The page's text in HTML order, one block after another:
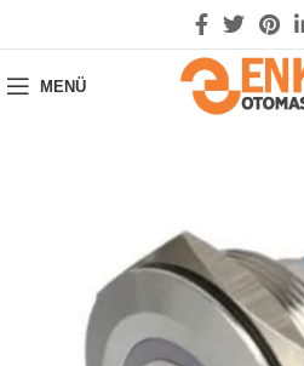
MENÜ